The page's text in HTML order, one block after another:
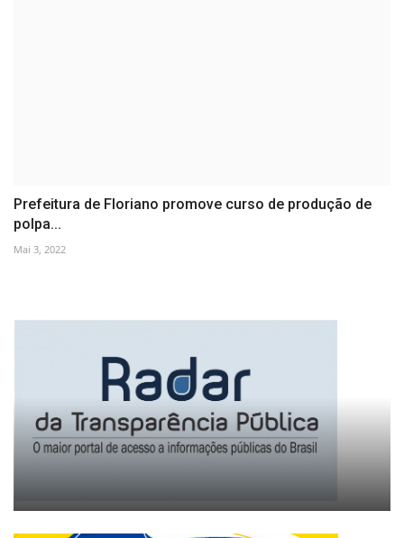
Prefeitura de Floriano promove curso de produção de
polpa...
Mai 3, 2022